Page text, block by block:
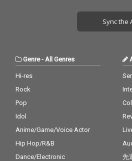
Sync the
Genre- All Genres
Hi-res
Rock
Pop
Idol
Anime/Game/Voice Actor
Hip Hop/R&B
Dance/Electronic
先